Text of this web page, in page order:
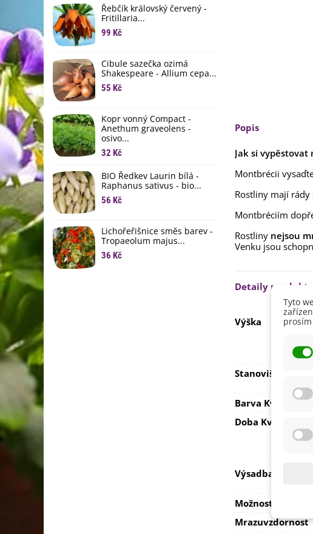
Řebčík královský červený -
Fritillaria...
99 Kč
Cibule sazečka ozimá
Shakespeare - Allium cepa...
55 Kč
Kopr vonný Compact -
Anethum graveolens -
osivo...
32 Kč
BIO Ředkev Laurin bílá -
Raphanus sativus - bio...
56 Kč
Lichořeřišnice směs barev -
Tropaeolum majus...
36 Kč
Begonia
Eukalyptus
90 Kč
Popis
Jak si vypěstovat
Montbrécii
Rostliny mají rády
Montbréciím
Rostliny nejsou
Venku jsou
Detaily produktu
Výška
Stanoviště
Barva Květů
Doba Kvetení
Výsadba
Možnosti
Mrazuvzdornost
Tyto